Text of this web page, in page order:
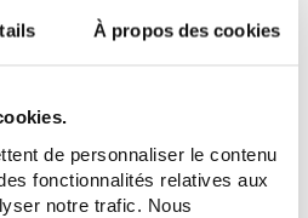
À propos des cookies
de personnaliser le contenu
fonctionnalités relatives aux
notre trafic. Nous